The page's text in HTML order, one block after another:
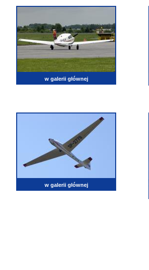
w galerii głównej
w galerii głównej